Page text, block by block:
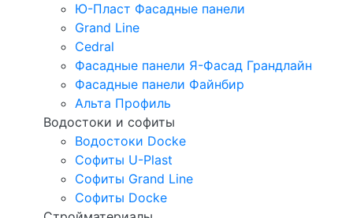
Ю-Пласт Фасадные панели
Grand Line
Cedral
Фасадные панели Я-Фасад Грандлайн
Фасадные панели Файнбир
Альта Профиль
Водостоки и софиты
Водостоки Docke
Софиты U-Plast
Софиты Grand Line
Софиты Docke